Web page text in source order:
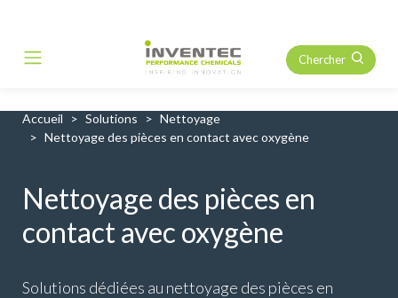
Main Navigation Chercher
Accueil Solutions
Nettoyage
Nettoyage des pièces en contact avec oxygène
Nettoyage des pièces en
contact avec oxygène
Solutions dédiées au nettoyage des pièces en